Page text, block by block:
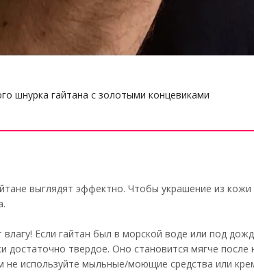
шнурка гайтана с золотыми концевиками
выглядят эффектно. Чтобы украшение из
влагу! Если гайтан был в морской воде или под
достаточно твердое. Оно становится мягче после
не используйте мыльные/моющие средства или